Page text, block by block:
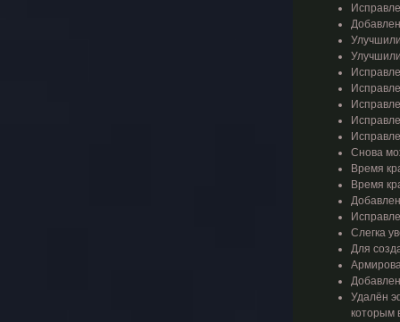
Снова
Время
Время
Слегка
Для
Удалён
которым